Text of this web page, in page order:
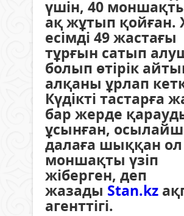
үшін, 40
ақ жұтып қойған.
есімді 49 жастағы
тұрғын сатып
болып өтірік
алқаны ұрлап
Күдікті тастарға
бар жерде
ұсынған,
далаға шыққан ол
моншақты үзіп
жіберген, деп
жазады Stan.kz
агенттігі.